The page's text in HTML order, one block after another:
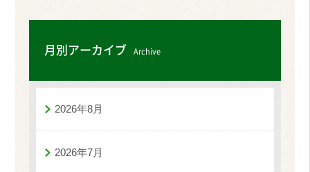
月別アーカイブ Archive
2026年8月
2026年7月